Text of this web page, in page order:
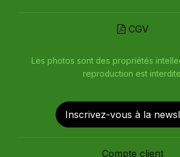
CGV
Les photos sont des propriétés
reproduction est
Inscrivez-vous à la
Compte client